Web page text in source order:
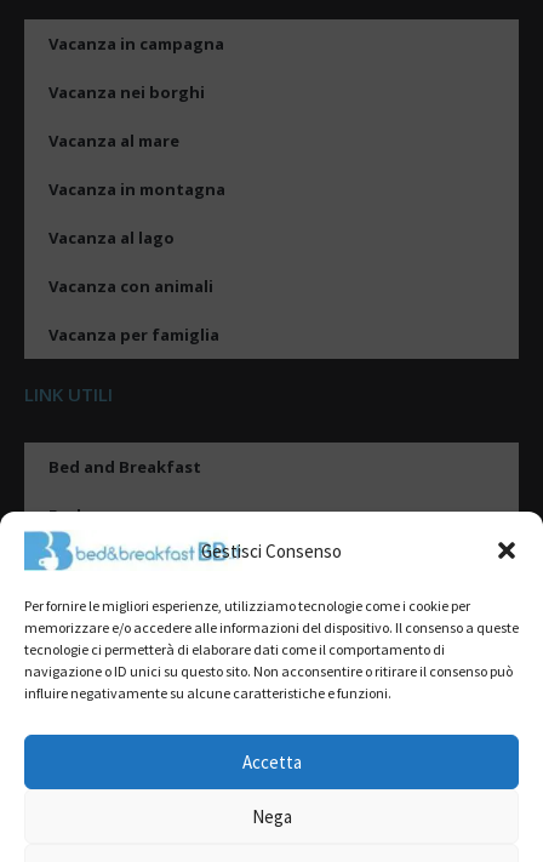
Gestisci Consenso
Per fornire le migliori esperienze, utilizziamo tecnologie come i cookie per
memorizzare e/o accedere alle informazioni del dispositivo. Il consenso a queste
tecnologie ci permetterà di elaborare dati come il comportamento di
navigazione o ID unici su questo sito. Non acconsentire o ritirare il consenso può
influire negativamente su alcune caratteristiche e funzioni.
Accetta
Nega
Vacanza in campagna
Vacanza nei borghi
Vacanza al mare
Vacanza in montagna
Vacanza al lago
Vacanza con animali
Vacanza per famiglia
LINK UTILI
Bed and Breakfast
Esplora
Tipologie di alloggio
Destinazioni
Il mio account
2022@ All Rights Reserved | Tutti i contenuti ed i diritti sono riservati, è